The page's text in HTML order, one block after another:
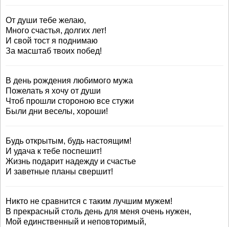
От души тебе желаю,
Много счастья, долгих лет!
И свой тост я поднимаю
За масштаб твоих побед!
В день рождения любимого мужа
Пожелать я хочу от души
Чтоб прошли стороною все стужи
Были дни веселы, хороши!
Будь открытым, будь настоящим!
И удача к тебе поспешит!
Жизнь подарит надежду и счастье
И заветные планы свершит!
Никто не сравнится с таким лучшим мужем!
В прекрасный столь день для меня очень нужен,
Мой единственный и неповторимый,